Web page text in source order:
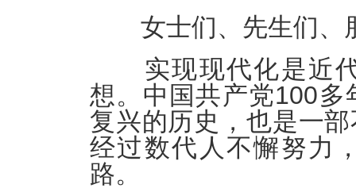
女士们、先生们、
实现现代化是近代
想。中国共产党100
复兴的历史，也是一
经过数代人不懈努力
路。